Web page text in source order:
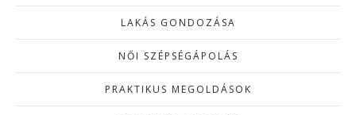
LAKÁS GONDOZÁSA
NŐI SZÉPSÉGÁPOLÁS
PRAKTIKUS MEGOLDÁSOK